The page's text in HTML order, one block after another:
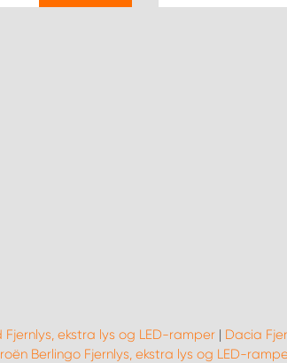
Fjernlys, ekstra lys og LED-ramper | Dacia
Berlingo Fjernlys, ekstra lys og LED-